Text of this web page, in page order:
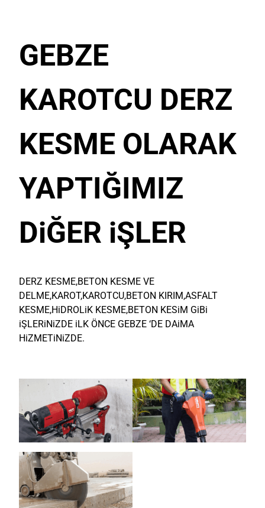
GEBZE
KAROTCU DERZ
KESME OLARAK
YAPTIĞIMIZ
DiĞER iŞLER
DERZ KESME,BETON KESME VE
DELME,KAROT,KAROTCU,BETON KIRIM,ASFALT
KESME,HiDROLiK KESME,BETON KESiM GiBi
iŞLERiNiZDE iLK ÖNCE GEBZE ‘DE DAiMA
HiZMETiNiZDE.